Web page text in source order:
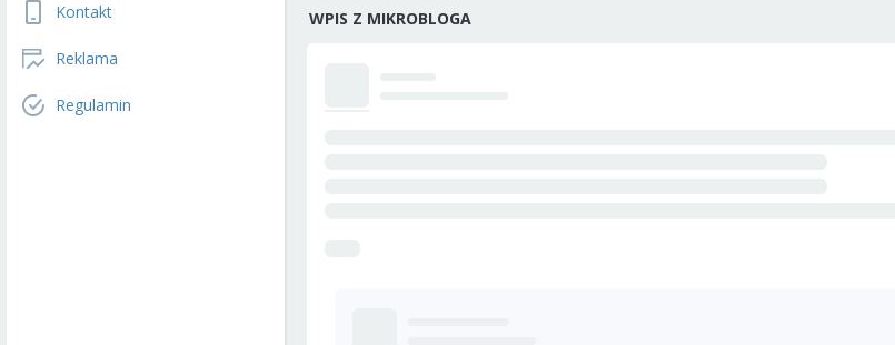
Kontakt
Reklama
Regulamin
WPIS Z MIKROBLOGA